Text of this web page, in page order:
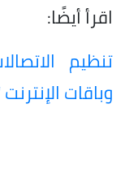
اقرأ أيضًا:
تنظيم
وباقات